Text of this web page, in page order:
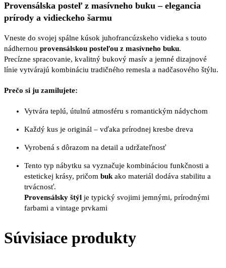
Provensálska posteľ z masívneho buku – elegancia
prírody a vidieckeho šarmu
Vneste do svojej spálne kúsok juhofrancúzskeho vidieka s touto
nádhernou provensálskou posteľou z masívneho buku.
Precízne spracovanie, kvalitný bukový masív a jemné dizajnové
línie vytvárajú kombináciu tradičného remesla a nadčasového štýlu.
Prečo si ju zamilujete:
Vytvára teplú, útulnú atmosféru s romantickým nádychom
Každý kus je originál – vďaka prírodnej kresbe dreva
Vyrobená s dôrazom na detail a udržateľnosť
Tento typ nábytku sa vyznačuje kombináciou funkčnosti a
estetickej krásy, pričom bukako materiál dodáva stabilitu a
trvácnosť.
Provensálsky štýl je typický svojimi jemnými, prírodnými
farbami a vintage prvkami
Súvisiace produkty